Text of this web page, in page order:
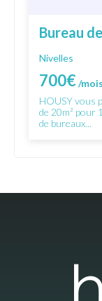
Bureau
Nivelles
700€/mois
HOUSY vous
de 20m² pour
de bureaux...